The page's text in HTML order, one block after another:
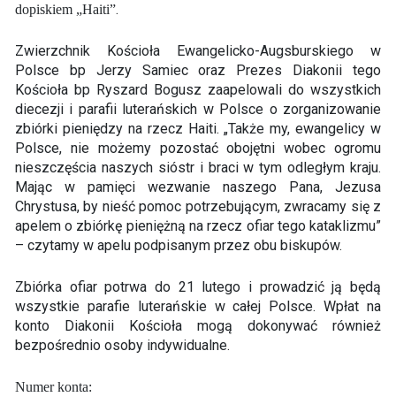
dopiskiem „Haiti”.
Zwierzchnik Kościoła Ewangelicko-Augsburskiego w
Polsce bp Jerzy Samiec oraz Prezes Diakonii tego
Kościoła bp Ryszard Bogusz zaapelowali do wszystkich
diecezji i parafii luterańskich w Polsce o zorganizowanie
zbiórki pieniędzy na rzecz Haiti. „Także my, ewangelicy w
Polsce, nie możemy pozostać obojętni wobec ogromu
nieszczęścia naszych sióstr i braci w tym odległym kraju.
Mając w pamięci wezwanie naszego Pana, Jezusa
Chrystusa, by nieść pomoc potrzebującym, zwracamy się z
apelem o zbiórkę pieniężną na rzecz ofiar tego kataklizmu”
– czytamy w apelu podpisanym przez obu biskupów.
Zbiórka ofiar potrwa do 21 lutego i prowadzić ją będą
wszystkie parafie luterańskie w całej Polsce. Wpłat na
konto Diakonii Kościoła mogą dokonywać również
bezpośrednio osoby indywidualne.
Numer konta: